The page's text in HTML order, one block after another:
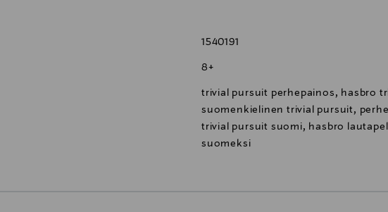
1540191
8+
trivial pursuit perhepainos, hasbro
suomenkielinen trivial pursuit,
trivial pursuit suomi, hasbro
suomeksi